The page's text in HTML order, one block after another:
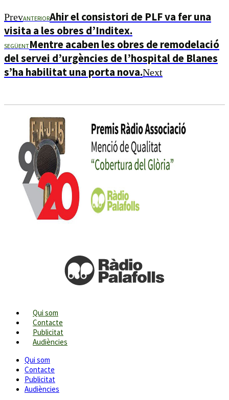
PrevANTERIORAhir el consistori de PLF va fer una
visita a les obres d’Inditex.
SEGÜENTMentre acaben les obres de remodelació
del servei d’urgències de l’hospital de Blanes
s’ha habilitat una porta nova.Next
Qui som
Contacte
Publicitat
Audiències
Qui som
Contacte
Publicitat
Audiències